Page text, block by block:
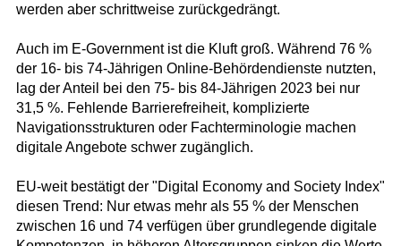
werden aber schrittweise zurückgedrängt.
Auch im E-Government ist die Kluft groß. Während 76 %
der 16- bis 74-Jährigen Online-Behördendienste nutzten,
lag der Anteil bei den 75- bis 84-Jährigen 2023 bei nur
31,5 %. Fehlende Barrierefreiheit, komplizierte
Navigationsstrukturen oder Fachterminologie machen
digitale Angebote schwer zugänglich.
EU-weit bestätigt der "Digital Economy and Society Index"
diesen Trend: Nur etwas mehr als 55 % der Menschen
zwischen 16 und 74 verfügen über grundlegende digitale